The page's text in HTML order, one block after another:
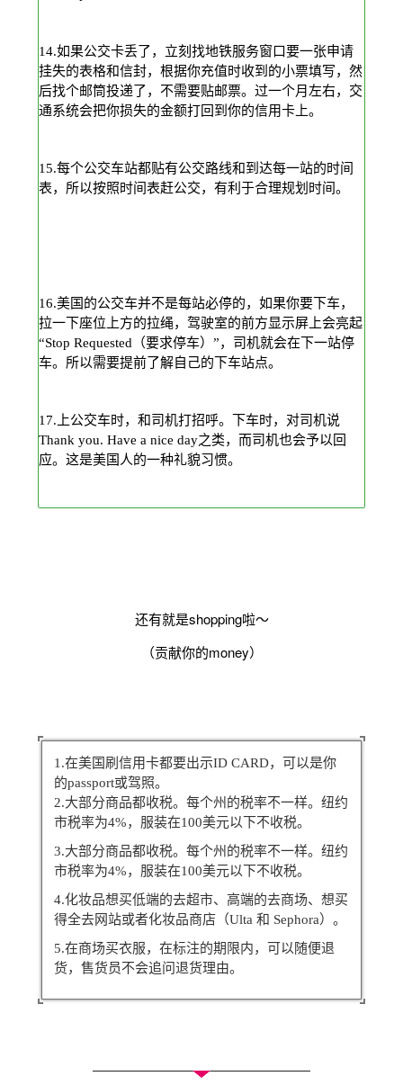
14.如果公交卡丢了，立刻找地铁服务窗口要一张申请
挂失的表格和信封，根据你充值时收到的小票填写，然
后找个邮筒投递了，不需要贴邮票。过一个月左右，交
通系统会把你损失的金额打回到你的信用卡上。
15.每个公交车站都贴有公交路线和到达每一站的时间
表，所以按照时间表赶公交，有利于合理规划时间。
16.美国的公交车并不是每站必停的，如果你要下车，
拉一下座位上方的拉绳，驾驶室的前方显示屏上会亮起
“Stop Requested（要求停车）”，司机就会在下一站停
车。所以需要提前了解自己的下车站点。
17.上公交车时，和司机打招呼。下车时，对司机说
Thank you. Have a nice day之类，而司机也会予以回
应。这是美国人的一种礼貌习惯。
还有就是shopping啦～
（贡献你的money）
1.在美国刷信用卡都要出示ID CARD，可以是你
的passport或驾照。
2.大部分商品都收税。每个州的税率不一样。纽约
市税率为4%，服装在100美元以下不收税。
3.大部分商品都收税。每个州的税率不一样。纽约
市税率为4%，服装在100美元以下不收税。
4.化妆品想买低端的去超市、高端的去商场、想买
得全去网站或者化妆品商店（Ulta 和 Sephora）。
5.在商场买衣服，在标注的期限内，可以随便退
货，售货员不会追问退货理由。